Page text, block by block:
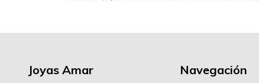
Joyas Amar Navegación